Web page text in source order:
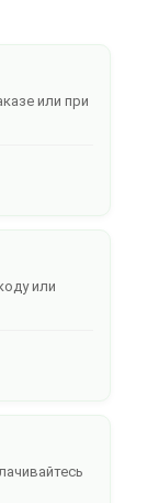
или при
или